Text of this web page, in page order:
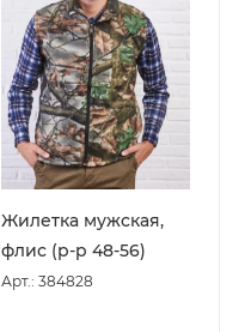
Жилетка мужская,
флис (р-р 48-56)
Арт.: 384828